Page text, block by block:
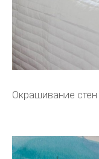
Окрашивание стен